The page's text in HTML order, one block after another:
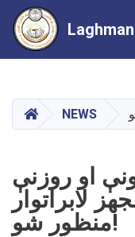
HOMENEWS
او روزنې
لابراتوار
منظور شو!